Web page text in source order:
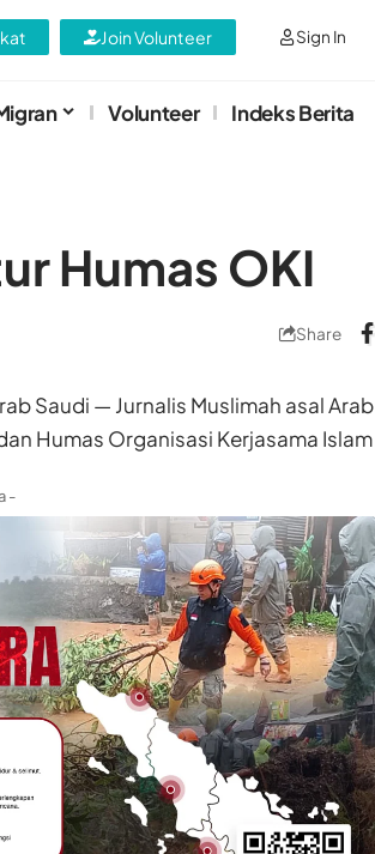
Sign In
Join Volunteer
Volunteer Indeks Berita
Humas OKI
Share
Saudi — Jurnalis Muslimah asal Arab
Humas Organisasi Kerjasama Islam
-